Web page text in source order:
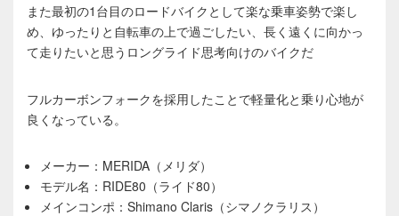
また最初の1台目のロードバイクとして楽な乗車姿勢で楽し
め、ゆったりと自転車の上で過ごしたい、長く遠くに向かっ
て走りたいと思うロングライド思考向けのバイクだ
フルカーボンフォークを採用したことで軽量化と乗り心地が
良くなっている。
メーカー：MERIDA（メリダ）
モデル名：RIDE80（ライド80）
メインコンポ：Shimano Claris（シマノクラリス）